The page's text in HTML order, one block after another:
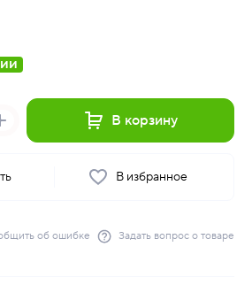
В корзину
В избранное
об ошибке Задать вопрос о товаре